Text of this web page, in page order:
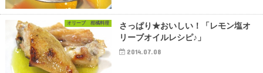
オリーブ 柑橘料理
さっぱり★おいしい！「レモン塩オ
リーブオイルレシピ♪」
2014.07.08